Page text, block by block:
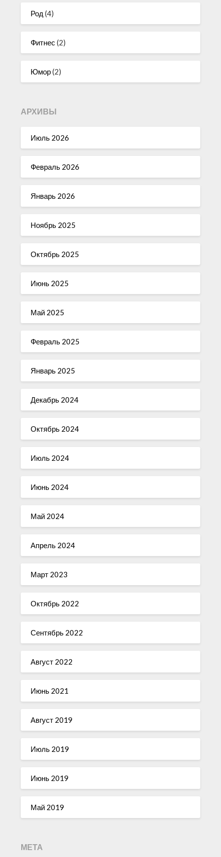
Род (4)
Фитнес (2)
Юмор(2)
АРХИВЫ
Июль 2026
Февраль 2026
Январь 2026
Ноябрь 2025
Октябрь 2025
Июнь 2025
Май 2025
Февраль 2025
Январь 2025
Декабрь 2024
Октябрь 2024
Июль 2024
Июнь 2024
Май 2024
Апрель 2024
Март 2023
Октябрь 2022
Сентябрь 2022
Август 2022
Июнь 2021
Август 2019
Июль 2019
Июнь 2019
Май 2019
МЕТА